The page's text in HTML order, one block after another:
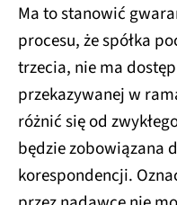
Ma to stanowić
procesu, że spółka
trzecia, nie ma
przekazywanej w
różnić się od
będzie zobowiązana
korespondencji.